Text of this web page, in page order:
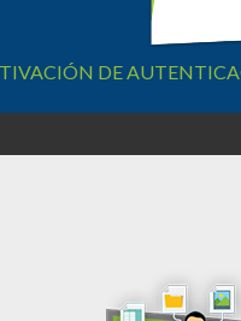
DE